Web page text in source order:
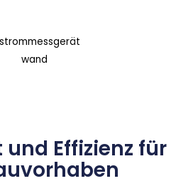
Effizienz für